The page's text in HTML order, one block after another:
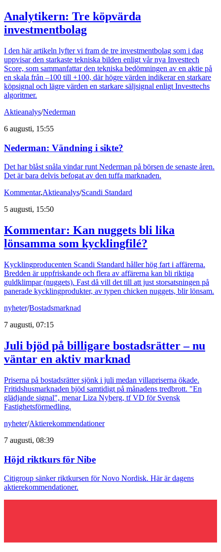
Analytikern: Tre köpvärda
investmentbolag
I den här artikeln lyfter vi fram de tre investmentbolag som i dag
uppvisar den starkaste tekniska bilden enligt vår nya Investtech
Score, som sammanfattar den tekniska bedömningen av en aktie på
en skala från –100 till +100, där högre värden indikerar en starkare
köpsignal och lägre värden en starkare säljsignal enligt Investtechs
algoritmer.
Aktieanalys/Nederman
6 augusti, 15:55
Nederman: Vändning i sikte?
Det har blåst snåla vindar runt Nederman på börsen de senaste åren.
Det är bara delvis befogat av den tuffa marknaden.
Kommentar,Aktieanalys/Scandi Standard
5 augusti, 15:50
Kommentar: Kan nuggets bli lika
lönsamma som kycklingfilé?
Kycklingproducenten Scandi Standard håller hög fart i affärerna.
Bredden är uppfriskande och flera av affärerna kan bli riktiga
guldklimpar (nuggets). Fast då vill det till att just storsatsningen på
panerade kycklingprodukter, av typen chicken nuggets, blir lönsam.
nyheter/Bostadsmarknad
7 augusti, 07:15
Juli bjöd på billigare bostadsrätter – nu
väntar en aktiv marknad
Priserna på bostadsrätter sjönk i juli medan villapriserna ökade.
Fritidshusmarknaden bjöd samtidigt på månadens tredbrott. "En
glädjande signal", menar Liza Nyberg, tf VD för Svensk
Fastighetsförmedling.
nyheter/Aktierekommendationer
7 augusti, 08:39
Höjd riktkurs för Nibe
Citigroup sänker riktkursen för Novo Nordisk. Här är dagens
aktierekommendationer.